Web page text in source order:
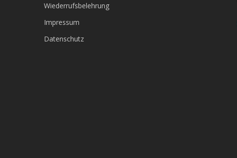
Wiederrufsbelehrung
Impressum
Datenschutz